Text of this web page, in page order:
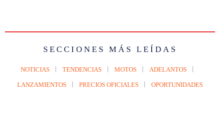
SECCIONES MÁS LEÍDAS
NOTICIAS TENDENCIAS MOTOS ADELANTOS
LANZAMIENTOS PRECIOS OFICIALES OPORTUNIDADES